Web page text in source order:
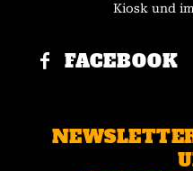
Kiosk und
FACEBOOK